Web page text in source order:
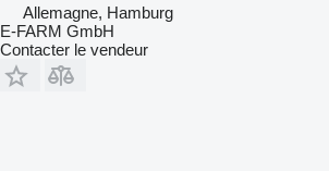
Allemagne, Hamburg
E-FARM GmbH
Contacter le vendeur